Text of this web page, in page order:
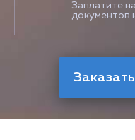
Заплатите
документов